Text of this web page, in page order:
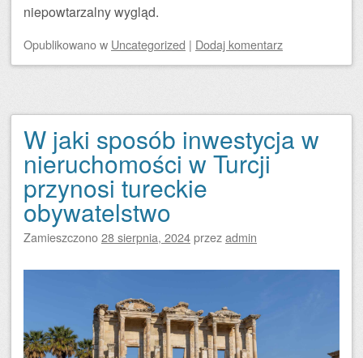
niepowtarzalny wygląd.
Opublikowanow Uncategorized | Dodaj komentarz
W jaki sposób inwestycja w
nieruchomości w Turcji
przynosi tureckie
obywatelstwo
Zamieszczono28 sierpnia, 2024przezadmin